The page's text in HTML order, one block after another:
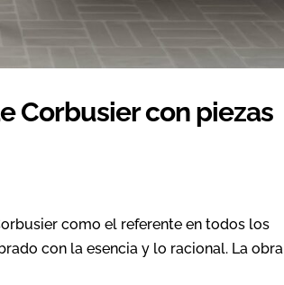
Corbusier con piezas
como el referente en todos los
con la esencia y lo racional. La obra